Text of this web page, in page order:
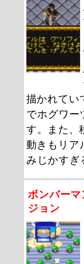
描かれてい
でホグワー
す。また、
動きもリア
みじかすぎ
ボンバー
ジョン